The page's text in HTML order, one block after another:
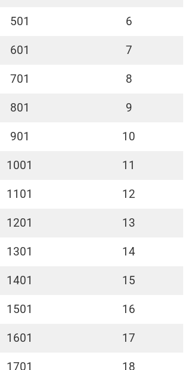
6
501
7
601
8
701
9
801
10
901
11
1001
12
1101
13
1201
14
1301
15
1401
16
1501
17
1601
18
1701